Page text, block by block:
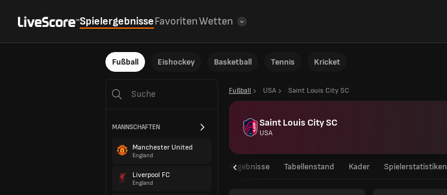
SpielergebnisseFavoritenWetten
Fußball Eishockey Basketball Tennis Kricket
MANNSCHAFTEN
Manchester United
England
Liverpool FC
England
Fußball USA Saint Louis City SC
Saint Louis City SC
USA
Ergebnisse Tabellenstand Kader Spielerstatistiken